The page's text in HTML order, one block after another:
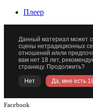
Плеер
Facebook